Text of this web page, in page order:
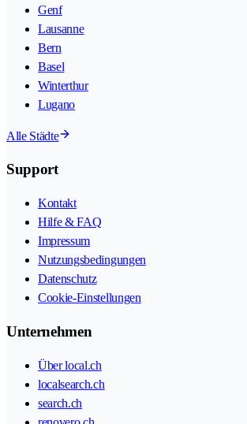
Genf
Lausanne
Bern
Basel
Winterthur
Lugano
Alle Städte
Support
Kontakt
Hilfe & FAQ
Impressum
Nutzungsbedingungen
Datenschutz
Cookie-Einstellungen
Unternehmen
Über local.ch
localsearch.ch
search.ch